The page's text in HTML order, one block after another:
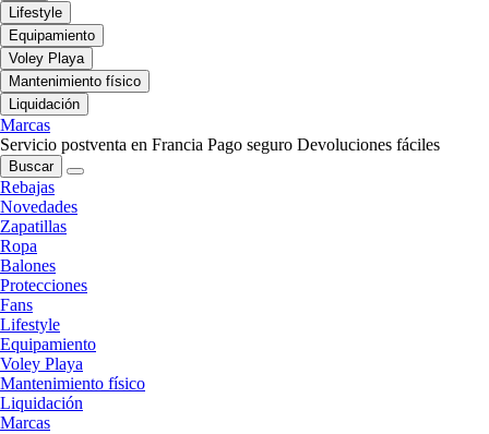
Lifestyle
Equipamiento
Voley Playa
Mantenimiento físico
Liquidación
Marcas
Servicio postventa en Francia Pago seguro Devoluciones fáciles
Buscar
Rebajas
Novedades
Zapatillas
Ropa
Balones
Protecciones
Fans
Lifestyle
Equipamiento
Voley Playa
Mantenimiento físico
Liquidación
Marcas